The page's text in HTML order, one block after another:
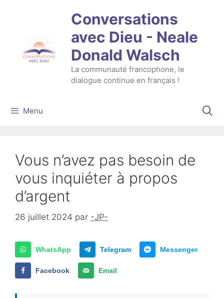
Conversations
avec Dieu - Neale
Donald Walsch
La communauté francophone, le
dialogue continue en français !
Menu
Vous n’avez pas besoin de
vous inquiéter à propos
d’argent
26 juillet 2024 par -JP-
WhatsApp Telegram Messenger
Facebook Email